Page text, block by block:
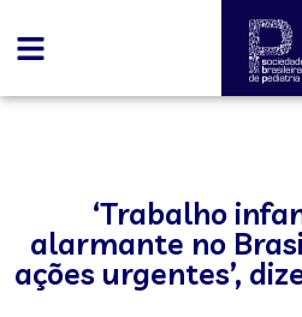
‘Trabalho
alarmante no
ações urgentes’,